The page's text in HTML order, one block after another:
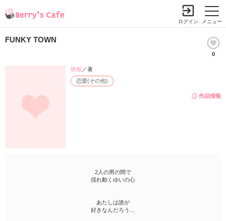
メニュー
ログイン
FUNKY TOWN
0
作品情報
恋愛(その他)
依知 ／著
2人の男の間で
揺れ動くゆいの心
あたしは誰が
好きなんだろう…